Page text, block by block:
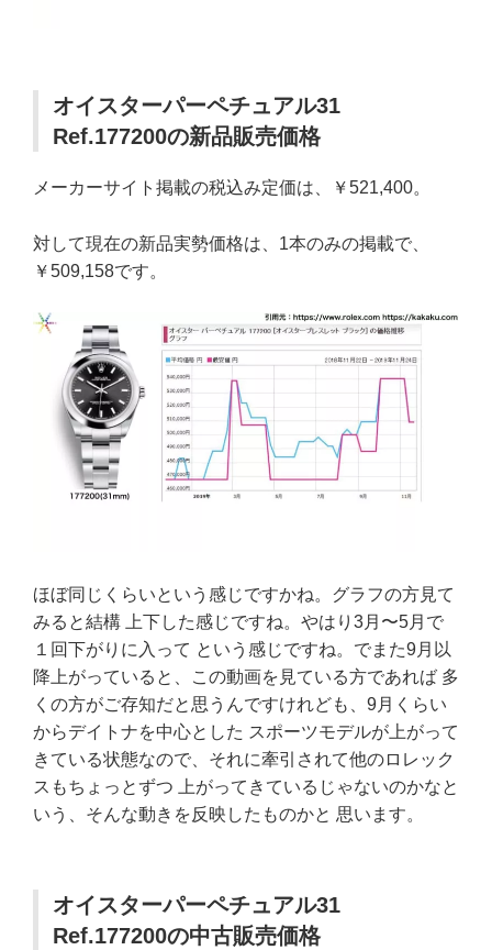
オイスターパーペチュアル31
Ref.177200の新品販売価格
メーカーサイト掲載の税込み定価は、￥521,400。
対して現在の新品実勢価格は、1本のみの掲載で、
￥509,158です。
ほぼ同じくらいという感じですかね。グラフの方見て
みると結構 上下した感じですね。やはり3月〜5月で
１回下がりに入って という感じですね。でまた9月以
降上がっていると、この動画を見ている方であれば 多
くの方がご存知だと思うんですけれども、9月くらい
からデイトナを中心とした スポーツモデルが上がって
きている状態なので、それに牽引されて他のロレック
スもちょっとずつ 上がってきているじゃないのかなと
いう、そんな動きを反映したものかと 思います。
オイスターパーペチュアル31
Ref.177200の中古販売価格